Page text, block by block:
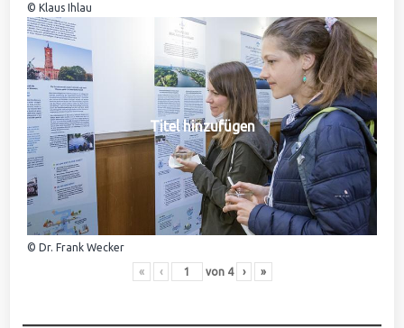
© Klaus Ihlau
Titel hinzufügen
© Dr. Frank Wecker
« ‹ von 4 › »